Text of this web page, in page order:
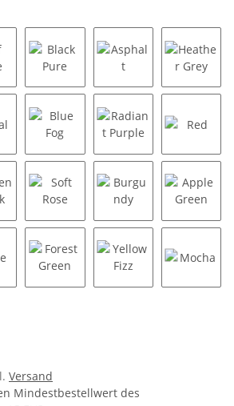
White Black Pure Asphalt
Blue Fog Radiant PurpleRed
PinkSoft Rose Burgundy Apple
Versand
Mindestbestellwert des